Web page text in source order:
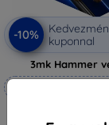
-10%
kuponnal
3mk Hammer